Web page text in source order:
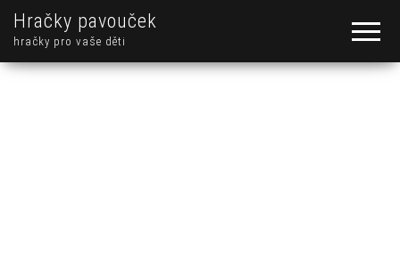
Hračky pavouček
hračky pro vaše děti